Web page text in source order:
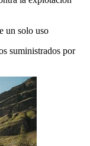
un solo uso
suministrados por